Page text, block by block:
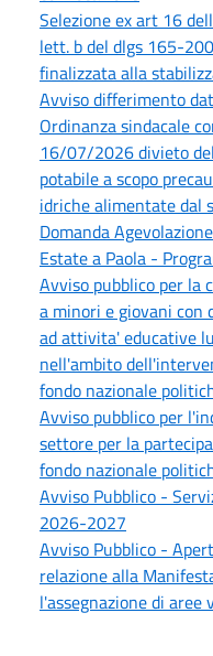
Selezione ex art 16
lett. b del dlgs 165-
finalizzata alla
Avviso differimento
Ordinanza sindacale
16/07/2026 divieto
potabile a scopo
idriche alimentate dal
Domanda
Estate a Paola -
Avviso pubblico per la
a minori e giovani con
ad attivita' educative
nell'ambito
fondo nazionale
Avviso pubblico per
settore per la
fondo nazionale
Avviso Pubblico -
2026-2027
Avviso Pubblico -
relazione alla
l'assegnazione di aree